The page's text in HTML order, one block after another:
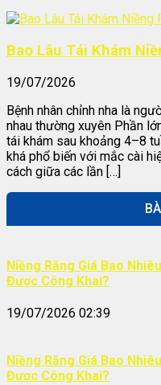
Bao Lâu Tái Khám
19/07/2026
Bệnh nhân chỉnh nha là
nhau thường xuyên Phần
tái khám sau khoảng 4–8
khá phổ biến với mắc cài
cách giữa các lần […]
Niềng Răng Giá Bao
Được Công Khai?
19/07/2026 02:39
Niềng Răng Giá Bao
Được Công Khai?